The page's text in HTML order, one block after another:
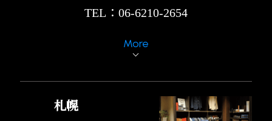
TEL：06-6210-2654
More
札幌